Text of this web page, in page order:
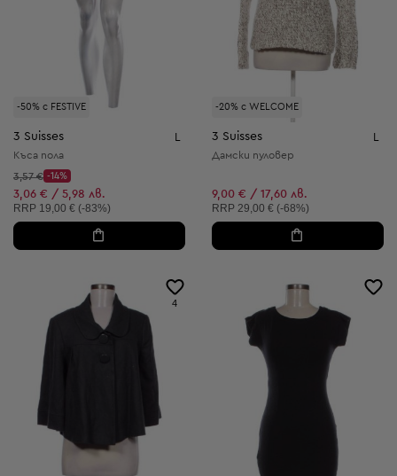
-50% с FESTIVE
3 Suisses L
Къса пола
Начална цена:
3,57 €
Discount Price:
-14%
Намалена цена:
3,06 € / 5,98 лв.
Препоръчителна цена:
RRP 19,00 € (-83%)
-20% с WELCOME
3 Suisses L
Дамски пуловер
9,00 € / 17,60 лв.
Препоръчителна цена:
RRP 29,00 € (-68%)
4